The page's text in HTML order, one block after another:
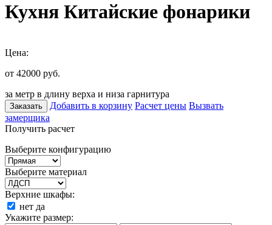
Кухня Китайские фонарики
Цена:
от 42000 руб.
за метр в длину верха и низа гарнитура
Заказать Добавить в корзину Расчет цены Вызвать
замерщика
Получить расчет
Выберите конфигурацию
Выберите материал
Верхние шкафы:
нет да
Укажите размер: